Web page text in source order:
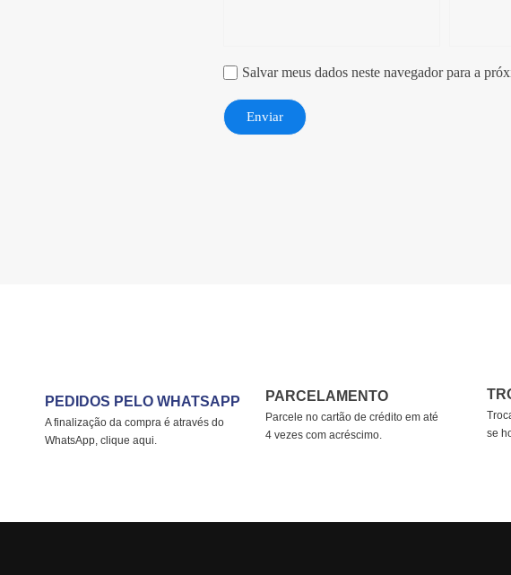
Salvar meus dados neste navegador para a
PEDIDOS PELO WHATSAPP
A finalização da compra é através do
WhatsApp, clique aqui.
PARCELAMENTO
Parcele no cartão de crédito em até
4 vezes com acréscimo.
se